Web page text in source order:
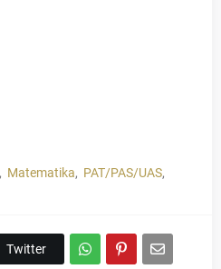
Matematika
PAT/PAS/UAS
Twitter